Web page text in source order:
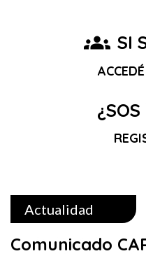
groups SI
Actualidad
Comunicado